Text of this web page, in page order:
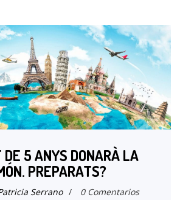
DE 5 ANYS DONARÀ LA
PREPARATS?
Serrano / 0 Comentarios